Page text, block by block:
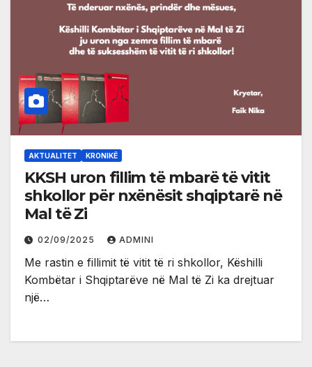
AKTUALITET KRONIKË
KKSH uron fillim të mbarë të vitit
shkollor për nxënësit shqiptarë në
Mal të Zi
02/09/2025 ADMINI
Me rastin e fillimit të vitit të ri shkollor, Këshilli
Kombëtar i Shqiptarëve në Mal të Zi ka drejtuar
një…